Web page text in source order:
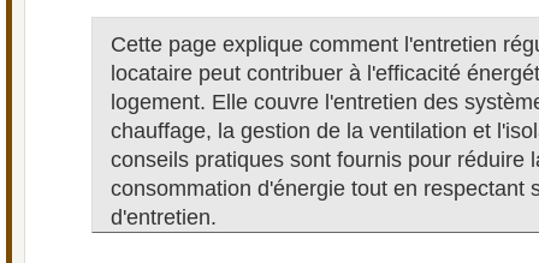
Cette page explique comment l'entretien
locataire peut contribuer à l'efficacité
logement. Elle couvre l'entretien des
chauffage, la gestion de la ventilation et
conseils pratiques sont fournis pour réduire
consommation d'énergie tout en respectant
d'entretien.